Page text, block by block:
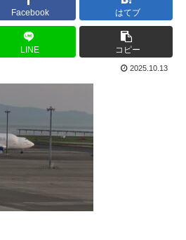
Facebook はてブ
LINE コピー
2025.10.13